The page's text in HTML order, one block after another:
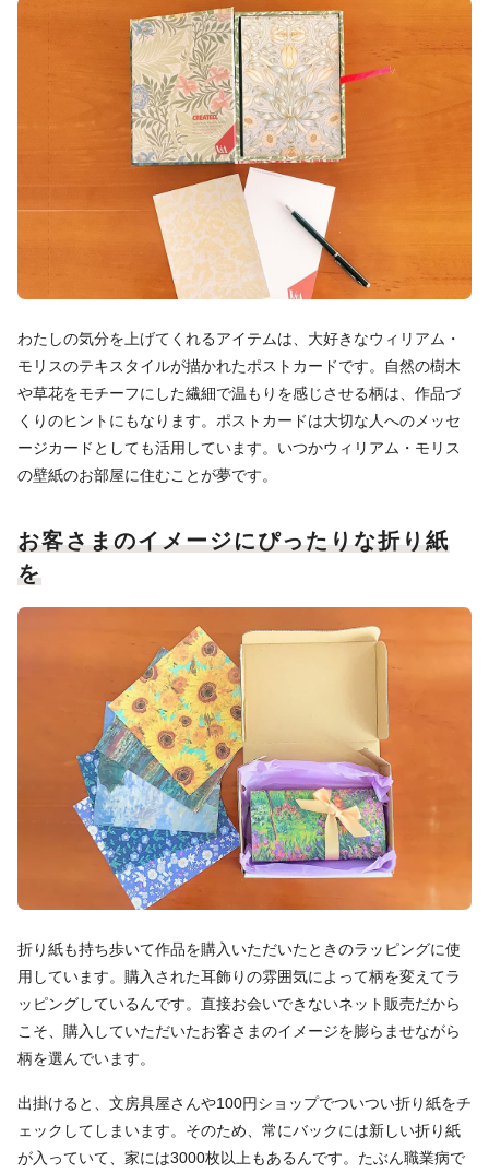
わたしの気分を上げてくれるアイテムは、大好きなウィリアム・
モリスのテキスタイルが描かれたポストカードです。自然の樹木
や草花をモチーフにした繊細で温もりを感じさせる柄は、作品づ
くりのヒントにもなります。ポストカードは大切な人へのメッセ
ージカードとしても活用しています。いつかウィリアム・モリス
の壁紙のお部屋に住むことが夢です。
お客さまのイメージにぴったりな折り紙
を
折り紙も持ち歩いて作品を購入いただいたときのラッピングに使
用しています。購入された耳飾りの雰囲気によって柄を変えてラ
ッピングしているんです。直接お会いできないネット販売だから
こそ、購入していただいたお客さまのイメージを膨らませながら
柄を選んでいます。
出掛けると、文房具屋さんや100円ショップでついつい折り紙をチ
ェックしてしまいます。そのため、常にバックには新しい折り紙
が入っていて、家には3000枚以上もあるんです。たぶん職業病で